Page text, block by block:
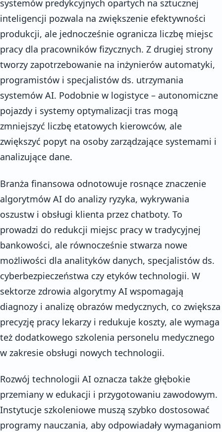
systemów predykcyjnych opartych na sztucznej
inteligencji pozwala na zwiększenie efektywności
produkcji, ale jednocześnie ogranicza liczbę miejsc
pracy dla pracowników fizycznych. Z drugiej strony
tworzy zapotrzebowanie na inżynierów automatyki,
programistów i specjalistów ds. utrzymania
systemów AI. Podobnie w logistyce – autonomiczne
pojazdy i systemy optymalizacji tras mogą
zmniejszyć liczbę etatowych kierowców, ale
zwiększyć popyt na osoby zarządzające systemami i
analizujące dane.
Branża finansowa odnotowuje rosnące znaczenie
algorytmów AI do analizy ryzyka, wykrywania
oszustw i obsługi klienta przez chatboty. To
prowadzi do redukcji miejsc pracy w tradycyjnej
bankowości, ale równocześnie stwarza nowe
możliwości dla analityków danych, specjalistów ds.
cyberbezpieczeństwa czy etyków technologii. W
sektorze zdrowia algorytmy AI wspomagają
diagnozy i analizę obrazów medycznych, co zwiększa
precyzję pracy lekarzy i redukuje koszty, ale wymaga
też dodatkowego szkolenia personelu medycznego
w zakresie obsługi nowych technologii.
Rozwój technologii AI oznacza także głębokie
przemiany w edukacji i przygotowaniu zawodowym.
Instytucje szkoleniowe muszą szybko dostosować
programy nauczania, aby odpowiadały wymaganiom